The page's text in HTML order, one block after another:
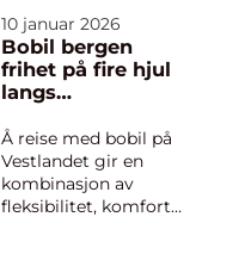
Stasjonen suger
avfallet ut av tanken
og sender det videre
til avløpsnett eller
10 januar 2026
Bobil bergen
frihet på fire hjul
langs
Å reise med bobil på
Vestlandet gir en
kombinasjon av
fleksibilitet, komfort